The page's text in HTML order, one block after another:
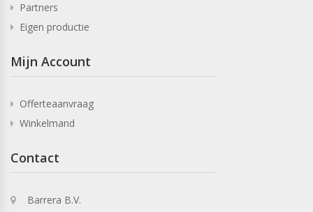
Partners
Eigen productie
Mijn Account
Offerteaanvraag
Winkelmand
Contact
Barrera B.V.